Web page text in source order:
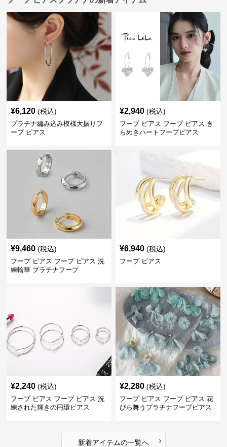
¥6,120 (税込)
プラチナ編み込み模様大振りフ
ープ ピアス
¥2,940 (税込)
フープ ピアス フープ ピアス き
らめきハートフープピアス
¥9,460 (税込)
フープ ピアス フープ ピアス 洗
練輪華 プラチナフープ
¥6,940 (税込)
フープ ピアス
¥2,240 (税込)
フープ ピアス フープ ピアス 洗
練された輝きの円環ピアス
¥2,280 (税込)
フープ ピアス フープ ピアス 花
びら舞うプラチナフープピアス
新着アイテムの一覧へ ›